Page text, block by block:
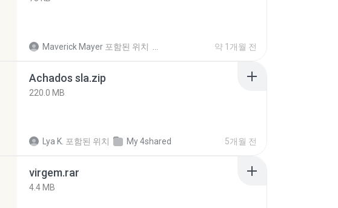
Maverick Mayer 포함된 위치 약 1개월 전
Achados sla.zip
220.0 MB
Lya K. 포함된 위치 My 4shared 5개월 전
virgem.rar
4.4 MB